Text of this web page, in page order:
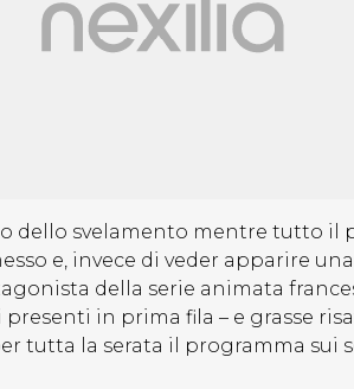
dello svelamento mentre tutto il
e, invece di veder apparire
della serie animata
in prima fila – e grasse
tutta la serata il programma sui